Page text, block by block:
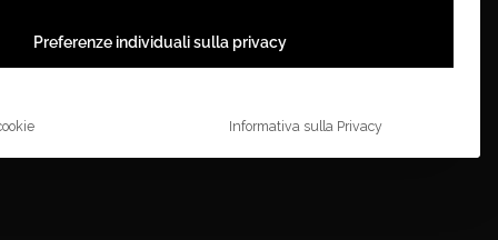
Preferenze individuali sulla privacy
Informativa sulla Privacy